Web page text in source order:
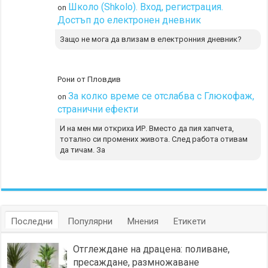
on Школо (Shkolo). Вход, регистрация.
Достъп до електронен дневник
Защо не мога да влизам в електронния дневник?
Рони от Пловдив
onЗа колко време се отслабва с Глюкофаж,
странични ефекти
И на мен ми откриха ИР. Вместо да пия хапчета,
тотално си промених живота. След работа отивам
да тичам. За
Последни Популярни Мнения Етикети
Отглеждане на драцена: поливане,
пресаждане, размножаване